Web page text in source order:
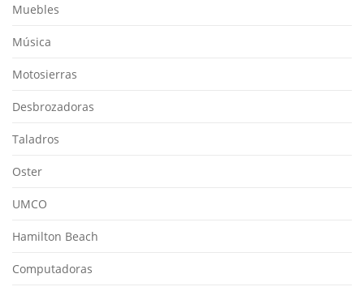
Muebles
Música
Motosierras
Desbrozadoras
Taladros
Oster
UMCO
Hamilton Beach
Computadoras